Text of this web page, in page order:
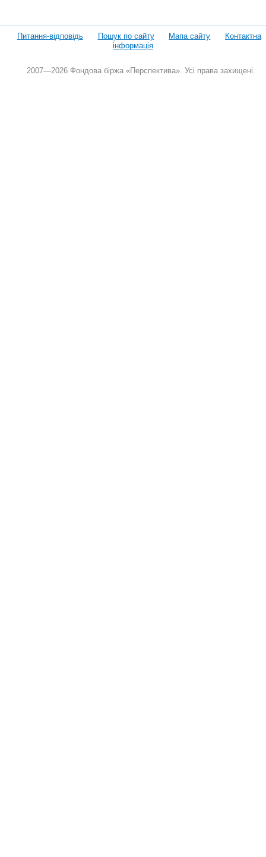
Питання-відповідь Пошук по сайту Мапа сайту
Контактна
інформація
2007—2026 Фондова біржа «Перспектива». Усі права захищені.